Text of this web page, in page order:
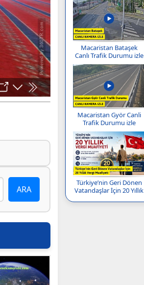
Macaristan Bataşek
Canlı Trafik Durumu izle
Macaristan Györ Canli
Trafik Durumu izle
Türkiye’nin Geri Dönen
Vatandaşlar İçin 20 Yıllık